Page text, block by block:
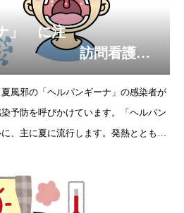
ナ」 に注
問看護ス
風邪の「ヘルパンギーナ」の感染者が
予防を呼びかけています。「ヘルパン
、主に夏に流行します。発熱ととも